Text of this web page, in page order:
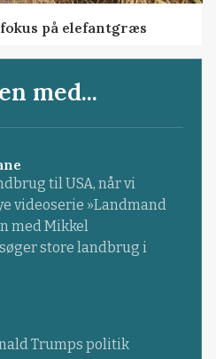
på elefantgræs
med...
til USA, når vi
videoserie »Landmand
med Mikkel
store landbrug i
Trumps politik